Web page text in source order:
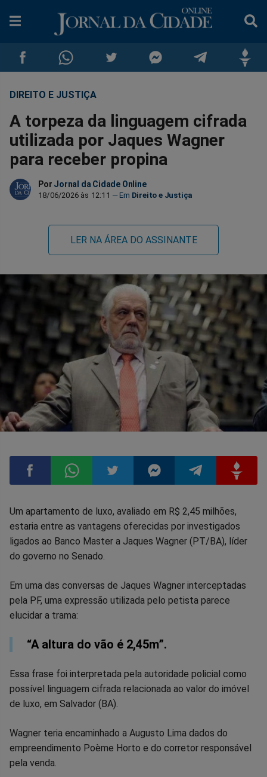
Compartilhar
no
Facebook
Compartilhar
no
Whatsapp
Compartilhar
no
Twitter
no
Messenger
no
no
DIREITO E JUSTIÇA
A torpeza da linguagem cifrada
utilizada por Jaques Wagner
para receber propina
Por Jornal da Cidade Online
18/06/2026 às 12:11 Direito e Justiça
LER NA ÁREA DO ASSINANTE
Compartilhar
no
Compartilhar
no
Compartilhar
no
Compartilhar
no
Compartilhar
no
no
Um apartamento de luxo, avaliado em R$ 2,45 milhões,
estaria entre as vantagens oferecidas por investigados
ligados ao Banco Master a Jaques Wagner (PT/BA), líder
do governo no Senado.
Em uma das conversas de Jaques Wagner interceptadas
pela PF, uma expressão utilizada pelo petista parece
elucidar a trama:
“A altura do vão é 2,45m”.
Essa frase foi interpretada pela autoridade policial como
possível linguagem cifrada relacionada ao valor do imóvel
de luxo, em Salvador (BA).
Wagner teria encaminhado a Augusto Lima dados do
empreendimento Poème Horto e do corretor responsável
pela venda.